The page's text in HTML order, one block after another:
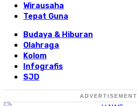
Wirausaha
Tepat Guna
Budaya & Hiburan
Olahraga
Kolom
Infografis
SJD
ADVERTISEMENT